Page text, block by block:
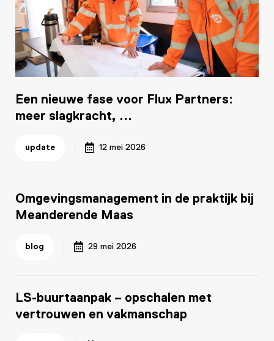
Een nieuwe fase voor Flux Partners:
meer slagkracht, ...
update 12 mei 2026
Omgevingsmanagement in de praktijk bij
Meanderende Maas
blog 29 mei 2026
LS-buurtaanpak – opschalen met
vertrouwen en vakmanschap